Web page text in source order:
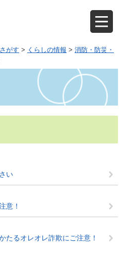
がす > くらしの情報 > 消防・防災・
い
意！
たるオレオレ詐欺にご注意！